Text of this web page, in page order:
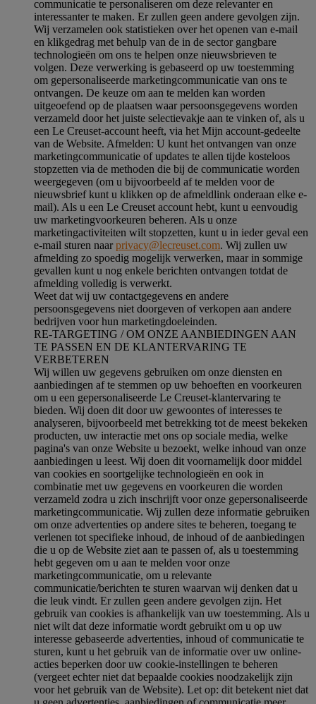
communicatie te personaliseren om deze relevanter en
interessanter te maken. Er zullen geen andere gevolgen zijn.
Wij verzamelen ook statistieken over het openen van e-mail
en klikgedrag met behulp van de in de sector gangbare
technologieën om ons te helpen onze nieuwsbrieven te
volgen. Deze verwerking is gebaseerd op uw toestemming
om gepersonaliseerde marketingcommunicatie van ons te
ontvangen. De keuze om aan te melden kan worden
uitgeoefend op de plaatsen waar persoonsgegevens worden
verzameld door het juiste selectievakje aan te vinken of, als u
een Le Creuset-account heeft, via het Mijn account-gedeelte
van de Website. Afmelden: U kunt het ontvangen van onze
marketingcommunicatie of updates te allen tijde kosteloos
stopzetten via de methoden die bij de communicatie worden
weergegeven (om u bijvoorbeeld af te melden voor de
nieuwsbrief kunt u klikken op de afmeldlink onderaan elke e-
mail). Als u een Le Creuset account hebt, kunt u eenvoudig
uw marketingvoorkeuren beheren. Als u onze
marketingactiviteiten wilt stopzetten, kunt u in ieder geval een
e-mail sturen naarprivacy@lecreuset.com. Wij zullen uw
afmelding zo spoedig mogelijk verwerken, maar in sommige
gevallen kunt u nog enkele berichten ontvangen totdat de
afmelding volledig is verwerkt.
Weet dat wij uw contactgegevens en andere
persoonsgegevens niet doorgeven of verkopen aan andere
bedrijven voor hun marketingdoeleinden.
RE-TARGETING / OM ONZE AANBIEDINGEN AAN
TE PASSEN EN DE KLANTERVARING TE
VERBETEREN
Wij willen uw gegevens gebruiken om onze diensten en
aanbiedingen af te stemmen op uw behoeften en voorkeuren
om u een gepersonaliseerde Le Creuset-klantervaring te
bieden. Wij doen dit door uw gewoontes of interesses te
analyseren, bijvoorbeeld met betrekking tot de meest bekeken
producten, uw interactie met ons op sociale media, welke
pagina's van onze Website u bezoekt, welke inhoud van onze
aanbiedingen u leest. Wij doen dit voornamelijk door middel
van cookies en soortgelijke technologieën en ook in
combinatie met uw gegevens en voorkeuren die worden
verzameld zodra u zich inschrijft voor onze gepersonaliseerde
marketingcommunicatie. Wij zullen deze informatie gebruiken
om onze advertenties op andere sites te beheren, toegang te
verlenen tot specifieke inhoud, de inhoud of de aanbiedingen
die u op de Website ziet aan te passen of, als u toestemming
hebt gegeven om u aan te melden voor onze
marketingcommunicatie, om u relevante
communicatie/berichten te sturen waarvan wij denken dat u
die leuk vindt. Er zullen geen andere gevolgen zijn. Het
gebruik van cookies is afhankelijk van uw toestemming. Als u
niet wilt dat deze informatie wordt gebruikt om u op uw
interesse gebaseerde advertenties, inhoud of communicatie te
sturen, kunt u het gebruik van de informatie over uw online-
acties beperken door uw cookie-instellingen te beheren
(vergeet echter niet dat bepaalde cookies noodzakelijk zijn
voor het gebruik van de Website). Let op: dit betekent niet dat